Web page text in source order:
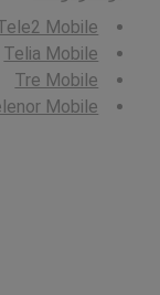
Mobile
Telia Mobile
Tre Mobile
Mobile